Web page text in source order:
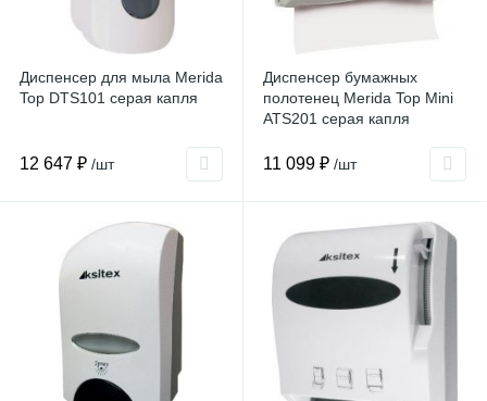
Диспенсер для мыла Merida
Top DTS101 серая капля
12 647 ₽ /шт
Диспенсер бумажных
полотенец Merida Top Mini
ATS201 серая капля
11 099 ₽ /шт